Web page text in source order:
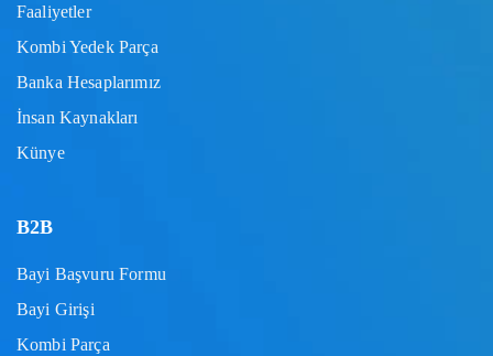
Faaliyetler
Kombi Yedek Parça
Banka Hesaplarımız
İnsan Kaynakları
Künye
B2B
Bayi Başvuru Formu
Bayi Girişi
Kombi Parça